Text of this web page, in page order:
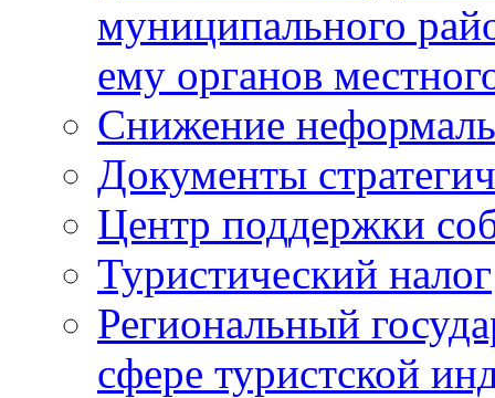
муниципального
ему органов
Снижение
Документы
Центр поддержки
Туристический налог
Региональный
сфере туристской